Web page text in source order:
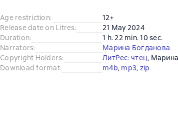
Age restriction:
12+
Release date on Litres:
21 May 2024
Duration:
1 h. 22 min. 10 sec.
Narrators:
Марина Богданова
Copyright Holders: ЛитРес: чтец,
Download format: m4b, mp3, zip